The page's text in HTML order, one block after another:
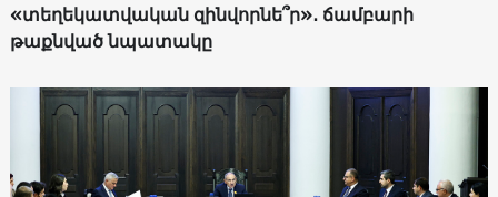
«տեղեկատվական զինվորնե՞ր»․ ճամբարի
թաքնված նպատակը